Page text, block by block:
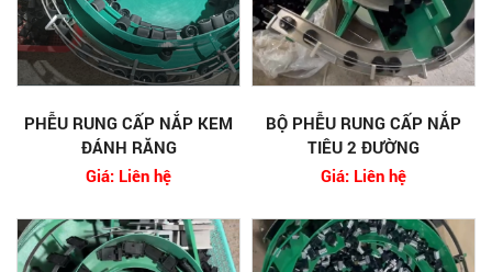
PHỄU RUNG CẤP NẮP KEM
ĐÁNH RĂNG
Giá: Liên hệ
BỘ PHỄU RUNG CẤP NẮP
TIÊU 2 ĐƯỜNG
Giá: Liên hệ